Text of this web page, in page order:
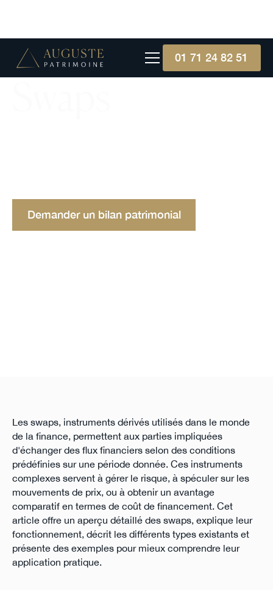
01 71 24 82 51
Demander un bilan patrimonial
Les swaps, instruments dérivés utilisés dans le monde
de la finance, permettent aux parties impliquées
d'échanger des flux financiers selon des conditions
prédéfinies sur une période donnée. Ces instruments
complexes servent à gérer le risque, à spéculer sur les
mouvements de prix, ou à obtenir un avantage
comparatif en termes de coût de financement. Cet
article offre un aperçu détaillé des swaps, explique leur
fonctionnement, décrit les différents types existants et
présente des exemples pour mieux comprendre leur
application pratique.